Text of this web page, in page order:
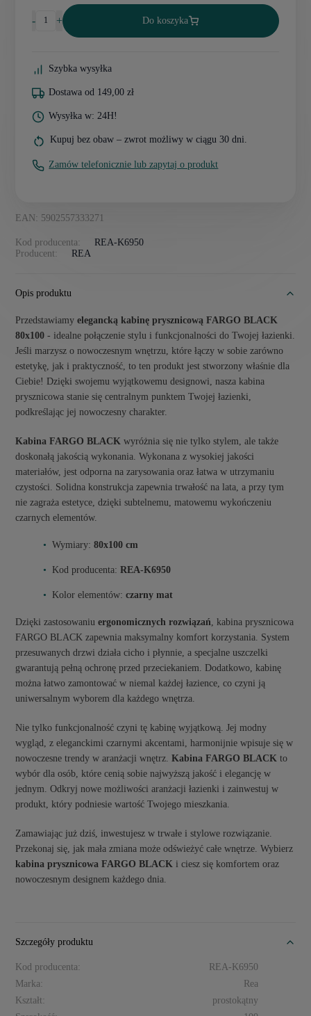
EAN: 5902557333271
Kod producenta:
REA-K6950
Producent:
REA
- + Do koszyka
Szybka wysyłka
Dostawa od 149,00 zł
Wysyłka w: 24H!
Kupuj bez obaw – zwrot możliwy w ciągu 30 dni.
Zamów telefonicznie lub zapytaj o produkt
Opis produktu
Przedstawiamyelegancką kabinę prysznicową FARGO BLACK
80x100 - idealne połączenie stylu i funkcjonalności do Twojej łazienki.
Jeśli marzysz o nowoczesnym wnętrzu, które łączy w sobie zarówno
estetykę, jak i praktyczność, to ten produkt jest stworzony właśnie dla
Ciebie! Dzięki swojemu wyjątkowemu designowi, nasza kabina
prysznicowa stanie się centralnym punktem Twojej łazienki,
podkreślając jej nowoczesny charakter.
Kabina FARGO BLACK wyróżnia się nie tylko stylem, ale także
doskonałą jakością wykonania. Wykonana z wysokiej jakości
materiałów, jest odporna na zarysowania oraz łatwa w utrzymaniu
czystości. Solidna konstrukcja zapewnia trwałość na lata, a przy tym
nie zagraża estetyce, dzięki subtelnemu, matowemu wykończeniu
czarnych elementów.
Wymiary:80x100 cm
Kod producenta:REA-K6950
Kolor elementów:czarny mat
Dzięki zastosowaniuergonomicznych rozwiązań , kabina prysznicowa
FARGO BLACK zapewnia maksymalny komfort korzystania. System
przesuwanych drzwi działa cicho i płynnie, a specjalne uszczelki
gwarantują pełną ochronę przed przeciekaniem. Dodatkowo, kabinę
można łatwo zamontować w niemal każdej łazience, co czyni ją
uniwersalnym wyborem dla każdego wnętrza.
Nie tylko funkcjonalność czyni tę kabinę wyjątkową. Jej modny
wygląd, z eleganckimi czarnymi akcentami, harmonijnie wpisuje się w
nowoczesne trendy w aranżacji wnętrz.Kabina FARGO BLACK to
wybór dla osób, które cenią sobie najwyższą jakość i elegancję w
jednym. Odkryj nowe możliwości aranżacji łazienki i zainwestuj w
produkt, który podniesie wartość Twojego mieszkania.
Zamawiając już dziś, inwestujesz w trwałe i stylowe rozwiązanie.
Przekonaj się, jak mała zmiana może odświeżyć całe wnętrze. Wybierz
kabina prysznicowa FARGO BLACK i ciesz się komfortem oraz
nowoczesnym designem każdego dnia.
Szczegóły produktu
Kod producenta:
REA-K6950
Marka:
Rea
Kształt:
prostokątny